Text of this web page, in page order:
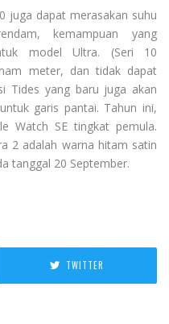
juga dapat merasakan suhu
kemampuan yang
model Ultra. (Seri 10
meter, dan tidak dapat
Tides yang baru juga akan
garis pantai. Tahun ini,
Watch SE tingkat pemula.
2 adalah warna hitam satin
tanggal 20 September.
TWITTER